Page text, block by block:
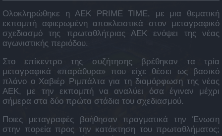
Ολοκληρώθηκε η AEK PRIME TIME, με μια θεματική
εκπομπή αφιερωμένη αποκλειστικά στον μεταγραφικό
σχεδιασμό της πρωταθλήτριας ΑΕΚ ενόψει της νέας
αγωνιστικής περιόδου.
Στο επίκεντρο της συζήτησης βρέθηκαν τα τρία
μεταγραφικά «παράθυρα» που είχε θέσει ως βασικό
πλάνο ο Χαβιέρ Ριμπάλτα για τη διαμόρφωση της νέας
ΑΕΚ, με την εκπομπή να αναλύει όσα έγιναν μέχρι
σήμερα στα δύο πρώτα στάδια του σχεδιασμού.
Ποιες μεταγραφές βοήθησαν πραγματικά την Ένωση
στην πορεία προς την κατάκτηση του πρωταθλήματος;